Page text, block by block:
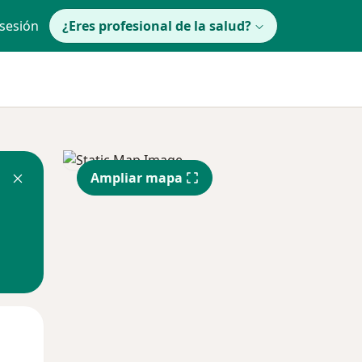
¿Eres profesional de la salud?
Ampliar mapa